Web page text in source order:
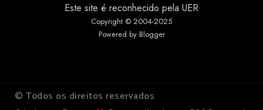
Este site é reconhecido pela UER
Copyright © 2004-2025
Powered by Blogger
© Todos os direitos reservados